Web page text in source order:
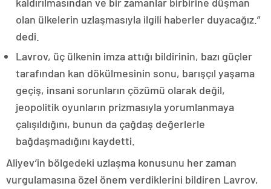
olan ülkelerin uzlaşmasıyla ilgili haberler duyacağız.”
dedi.
Lavrov, üç ülkenin imza attığı bildirinin, bazı güçler
tarafından kan dökülmesinin sonu, barışçıl yaşama
geçiş, insani sorunların çözümü olarak değil,
jeopolitik oyunların prizmasıyla yorumlanmaya
çalışıldığını, bunun da çağdaş değerlerle
bağdaşmadığını kaydetti.
Aliyev’in bölgedeki uzlaşma konusunu her zaman
vurgulamasına özel önem verdiklerini bildiren Lavrov,